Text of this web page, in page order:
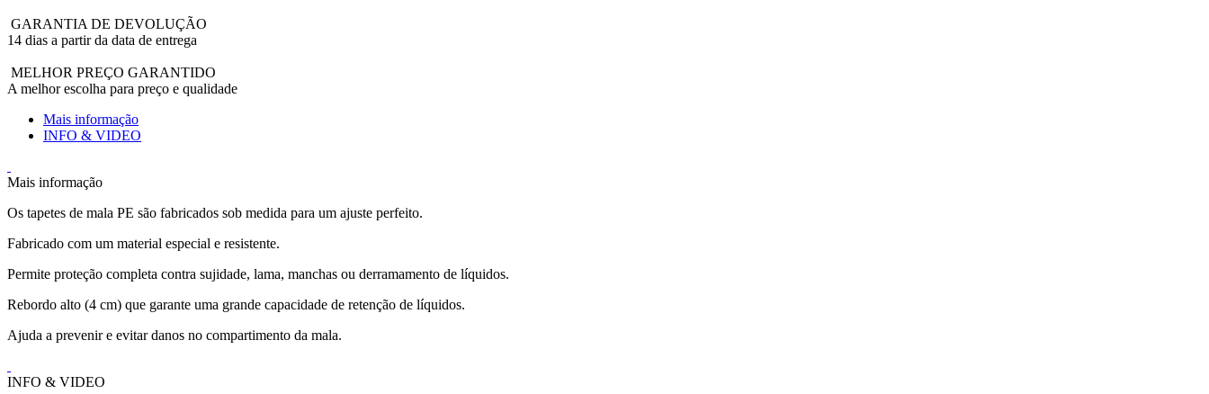
GARANTIA DE DEVOLUÇÃO
14 dias a partir da data de entrega
MELHOR PREÇO GARANTIDO
A melhor escolha para preço e qualidade
Mais informação
INFO & VIDEO
Mais informação
Os tapetes de mala PE são fabricados sob medida para um ajuste perfeito.
Fabricado com um material especial e resistente.
Permite proteção completa contra sujidade, lama, manchas ou derramamento de líquidos.
Rebordo alto (4 cm) que garante uma grande capacidade de retenção de líquidos.
Ajuda a prevenir e evitar danos no compartimento da mala.
INFO & VIDEO